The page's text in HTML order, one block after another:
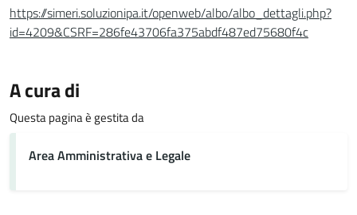
https://simeri.soluzionipa.it/openweb/albo/albo_dettagli.php?
id=4209&CSRF=286fe43706fa375abdf487ed75680f4c
A cura di
Questa pagina è gestita da
Area Amministrativa e Legale